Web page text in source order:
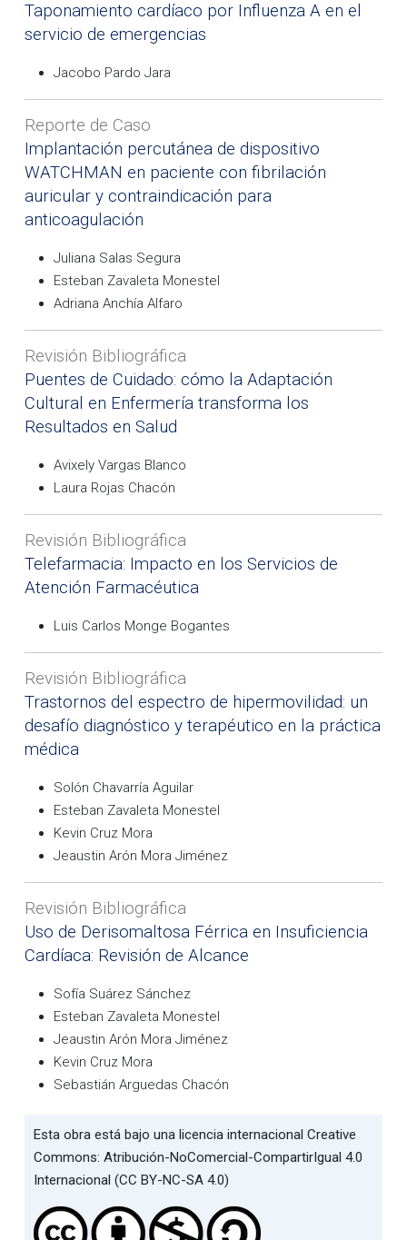
Taponamiento cardíaco por Influenza A en el
servicio de emergencias
Jacobo Pardo Jara
Reporte de Caso
Implantación percutánea de dispositivo
WATCHMAN en paciente con fibrilación
auricular y contraindicación para
anticoagulación
Juliana Salas Segura
Esteban Zavaleta Monestel
Adriana Anchía Alfaro
Revisión Bibliográfica
Puentes de Cuidado: cómo la Adaptación
Cultural en Enfermería transforma los
Resultados en Salud
Avixely Vargas Blanco
Laura Rojas Chacón
Revisión Bibliográfica
Telefarmacia: Impacto en los Servicios de
Atención Farmacéutica
Luis Carlos Monge Bogantes
Revisión Bibliográfica
Trastornos del espectro de hipermovilidad: un
desafío diagnóstico y terapéutico en la práctica
médica
Solón Chavarría Aguilar
Esteban Zavaleta Monestel
Kevin Cruz Mora
Jeaustin Arón Mora Jiménez
Revisión Bibliográfica
Uso de Derisomaltosa Férrica en Insuficiencia
Cardíaca: Revisión de Alcance
Sofía Suárez Sánchez
Esteban Zavaleta Monestel
Jeaustin Arón Mora Jiménez
Kevin Cruz Mora
Sebastián Arguedas Chacón
Esta obra está bajo una licencia internacional Creative
Commons: Atribución-NoComercial-CompartirIgual 4.0
Internacional (CC BY-NC-SA 4.0)